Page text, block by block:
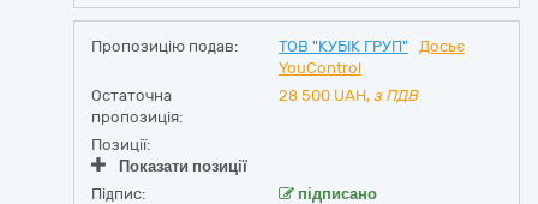
Пропозицію подав: ТОВ "КУБІК ГРУП"
Досьє
YouControl
Остаточна
пропозиція:
28 500 UAH, з ПДВ
Позиції:
Показати позиції
Підпис:
підписано